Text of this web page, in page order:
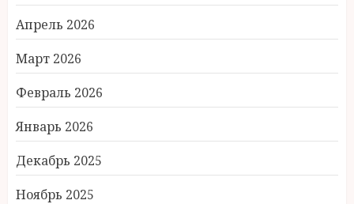
Апрель 2026
Март 2026
Февраль 2026
Январь 2026
Декабрь 2025
Ноябрь 2025